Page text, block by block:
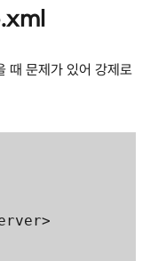
때 문제가 있어 강제로